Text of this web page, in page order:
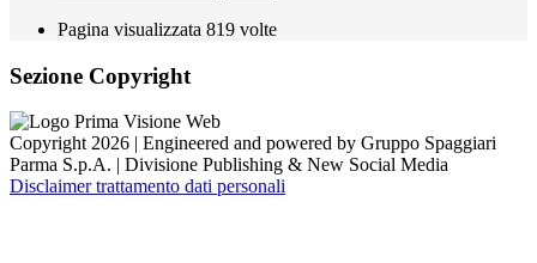
Pagina visualizzata 819 volte
Sezione Copyright
Copyright 2026 | Engineered and powered by Gruppo Spaggiari
Parma S.p.A. | Divisione Publishing & New Social Media
Disclaimer trattamento dati personali